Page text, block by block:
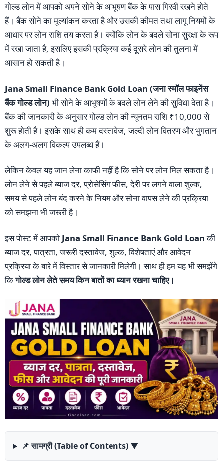
गोल्ड लोन में आपको अपने सोने के आभूषण बैंक के पास गिरवी रखने होते
हैं। बैंक सोने का मूल्यांकन करता है और उसकी कीमत तथा लागू नियमों के
आधार पर लोन राशि तय करता है। क्योंकि लोन के बदले सोना सुरक्षा के रूप
में रखा जाता है, इसलिए इसकी प्रक्रिया कई दूसरे लोन की तुलना में
आसान हो सकती है।
Jana Small Finance Bank Gold Loan (जना स्मॉल फाइनेंस
बैंक गोल्ड लोन) भी सोने के आभूषणों के बदले लोन लेने की सुविधा देता है।
बैंक की जानकारी के अनुसार गोल्ड लोन की न्यूनतम राशि ₹10,000 से
शुरू होती है। इसके साथ ही कम दस्तावेज, जल्दी लोन वितरण और भुगतान
के अलग-अलग विकल्प उपलब्ध हैं।
लेकिन केवल यह जान लेना काफी नहीं है कि सोने पर लोन मिल सकता है।
लोन लेने से पहले ब्याज दर, प्रोसेसिंग फीस, देरी पर लगने वाला शुल्क,
समय से पहले लोन बंद करने के नियम और सोना वापस लेने की प्रक्रिया
को समझना भी जरूरी है।
इस पोस्ट में आपको Jana Small Finance Bank Gold Loanकी
ब्याज दर, पात्रता, जरूरी दस्तावेज, शुल्क, विशेषताएं और आवेदन
प्रक्रिया के बारे में विस्तार से जानकारी मिलेगी। साथ ही हम यह भी समझेंगे
किगोल्ड लोन लेते समय किन बातों का ध्यान रखना चाहिए।
📌 सामग्री (Table of Contents) ▼